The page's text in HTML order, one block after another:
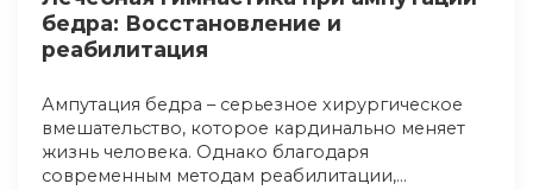
бедра: Восстановление и
реабилитация
Ампутация бедра – серьезное хирургическое
вмешательство, которое кардинально меняет
жизнь человека. Однако благодаря
современным методам реабилитации,...